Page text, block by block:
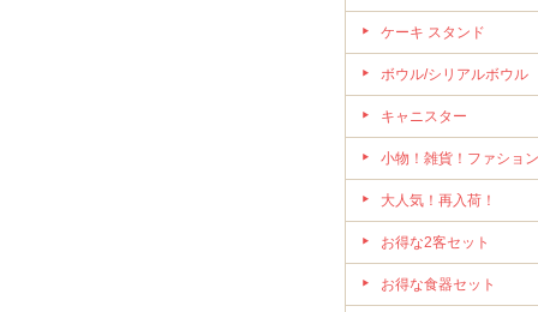
ケーキ スタンド
ボウル/シリアルボウル
キャニスター
小物！雑貨！ファショ
大人気！再入荷！
お得な2客セット
お得な食器セット